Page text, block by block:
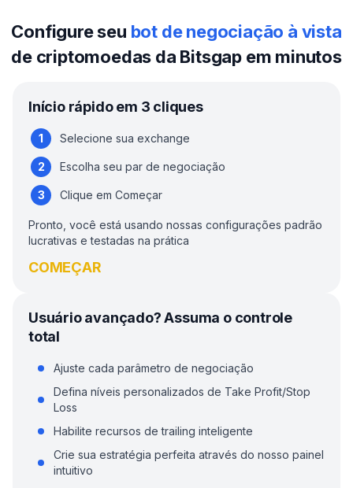
Configure seu bot de negociação à vista
de criptomoedas da Bitsgap em minutos
Início rápido em 3 cliques
Selecione sua exchange
Escolha seu par de negociação
Clique em Começar
Pronto, você está usando nossas configurações padrão
lucrativas e testadas na prática
COMEÇAR
Usuário avançado? Assuma o controle
total
Ajuste cada parâmetro de negociação
Defina níveis personalizados de Take Profit/Stop
Loss
Habilite recursos de trailing inteligente
Crie sua estratégia perfeita através do nosso painel
intuitivo